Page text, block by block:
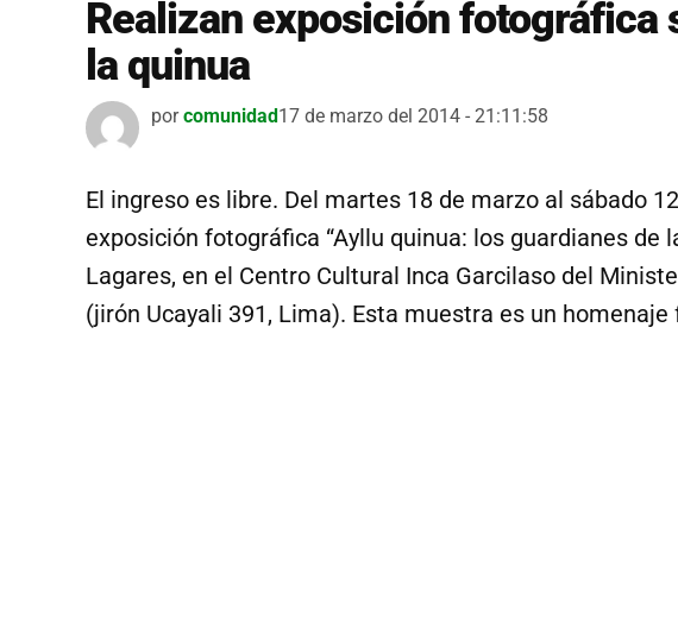
Realizan exposición fotográfica
la quinua
por comunidad17 de marzo del 2014 - 21:11:58
El ingreso es libre. Del martes 18 de marzo al sábado
exposición fotográfica “Ayllu quinua: los guardianes de
Lagares, en el Centro Cultural Inca Garcilaso del
(jirón Ucayali 391, Lima). Esta muestra es un